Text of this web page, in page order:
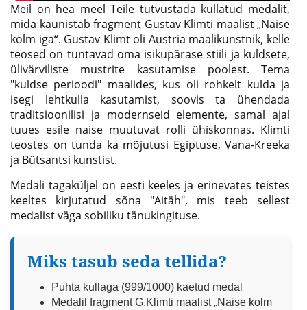
Meil on hea meel Teile tutvustada kullatud medalit,
mida kaunistab fragment Gustav Klimti maalist „Naise
kolm iga“. Gustav Klimt oli Austria maalikunstnik, kelle
teosed on tuntavad oma isikupärase stiili ja kuldsete,
ülivärviliste mustrite kasutamise poolest. Tema
"kuldse perioodi" maalides, kus oli rohkelt kulda ja
isegi lehtkulla kasutamist, soovis ta ühendada
traditsioonilisi ja modernseid elemente, samal ajal
tuues esile naise muutuvat rolli ühiskonnas. Klimti
teostes on tunda ka mõjutusi Egiptuse, Vana-Kreeka
ja Bütsantsi kunstist.
Medali tagaküljel on eesti keeles ja erinevates teistes
keeltes kirjutatud sõna "Aitäh", mis teeb sellest
medalist väga sobiliku tänukingituse.
Miks tasub seda tellida?
Puhta kullaga (999/1000) kaetud medal
Medalil fragment G.Klimti maalist „Naise kolm